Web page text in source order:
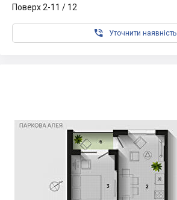
Поверх 2-11 / 12
 Уточнити наявність